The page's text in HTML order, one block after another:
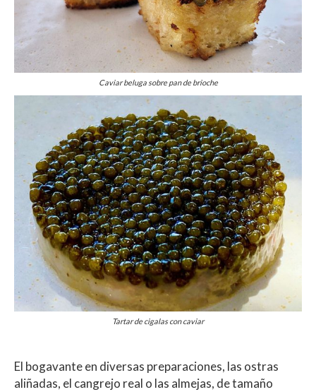
Caviar beluga sobre pan de brioche
Tartar de cigalas con caviar
El bogavante en diversas preparaciones, las ostras
aliñadas, el cangrejo real o las almejas, de tamaño